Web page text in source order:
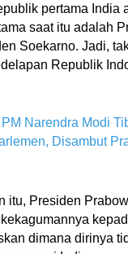
pertama India
saat itu adalah
Soekarno. Jadi,
Republik
PM Narendra Modi
Disambut
itu, Presiden
dimana dirinya